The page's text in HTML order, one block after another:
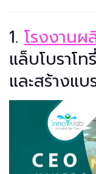
1. โรงงานผ
แล็บโบราโ
และสร้างแ